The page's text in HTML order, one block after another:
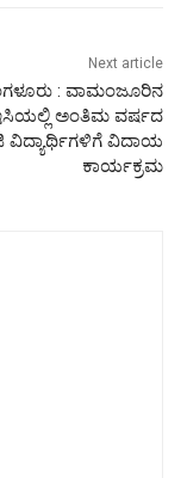
Next article
: ವಾಮಂಜೂರಿನ
ಅಂತಿಮ ವರ್ಷದ
ವಿದಾಯ
ಕಾರ್ಯಕ್ರಮ